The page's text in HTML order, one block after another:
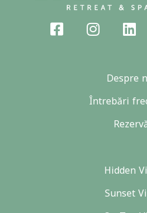
Despre
Întrebări
Hidden
Sunset